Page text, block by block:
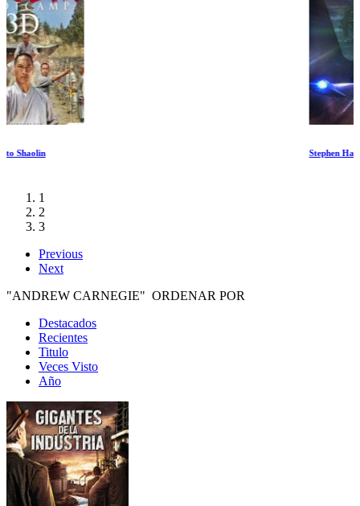
Stephen Hawking mis Sitios Favoritos III
1
2
3
Previous
Next
"ANDREW CARNEGIE" ORDENAR POR
Destacados
Recientes
Titulo
Veces Visto
Año